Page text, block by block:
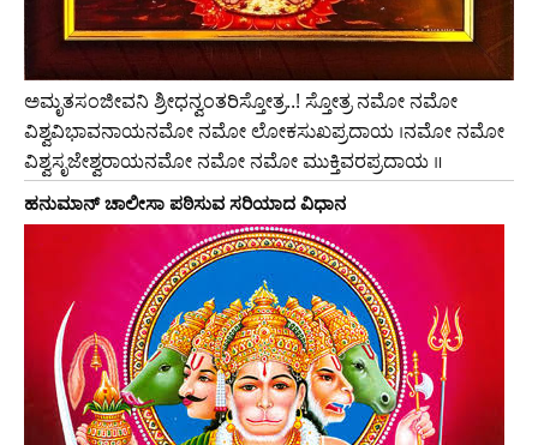
ಅಮೃತಸಂಜೀವನಿ ಶ್ರೀಧನ್ವಂತರಿಸ್ತೋತ್ರ..! ಸ್ತೋತ್ರ ನಮೋ ನಮೋ
ವಿಶ್ವವಿಭಾವನಾಯನಮೋ ನಮೋ ಲೋಕಸುಖಪ್ರದಾಯ ।ನಮೋ ನಮೋ
ವಿಶ್ವಸೃಜೇಶ್ವರಾಯನಮೋ ನಮೋ ನಮೋ ಮುಕ್ತಿವರಪ್ರದಾಯ ॥
ಹನುಮಾನ್‌ ಚಾಲೀಸಾ ಪಠಿಸುವ ಸರಿಯಾದ ವಿಧಾನ